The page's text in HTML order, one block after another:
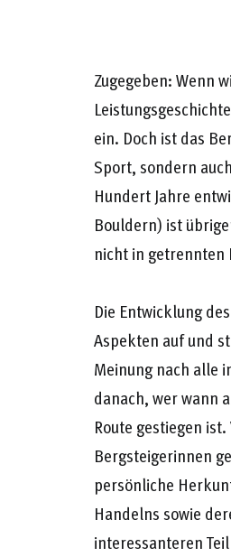
Zugegeben: Wenn
ein. Doch ist das
Sport, sondern
Hundert Jahre
Bouldern) ist
nicht in getrennten
Die Entwicklung
Aspekten auf und
Meinung nach alle
danach, wer wann
Route gestiegen
Bergsteigerinnen
persönliche
Handelns sowie
interessanteren